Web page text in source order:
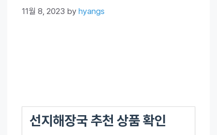
11월 8, 2023 by hyangs
선지해장국 추천 상품 확인